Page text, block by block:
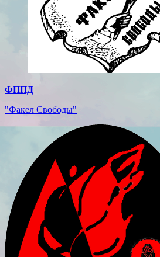
ФППД
"Факел Свободы"